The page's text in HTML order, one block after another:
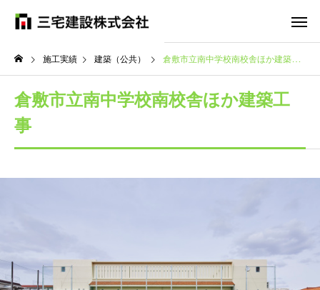
施工実績 建築（公共） 倉敷市立南中学校南校舎ほか建築工事
倉敷市立南中学校南校舎ほか建築工
事